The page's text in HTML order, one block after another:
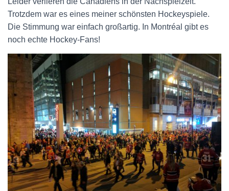
Trotzdem war es eines meiner schönsten Hockeyspiele.
Die Stimmung war einfach großartig. In Montréal gibt es
noch echte Hockey-Fans!